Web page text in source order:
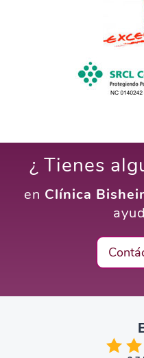
¿ Tienes
en Clínica